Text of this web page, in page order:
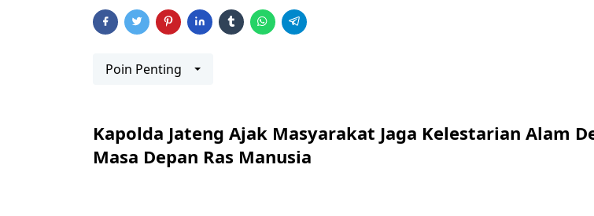
Poin Penting
Kapolda Jateng Ajak Masyarakat Jaga Kelestarian Alam
Masa Depan Ras Manusia